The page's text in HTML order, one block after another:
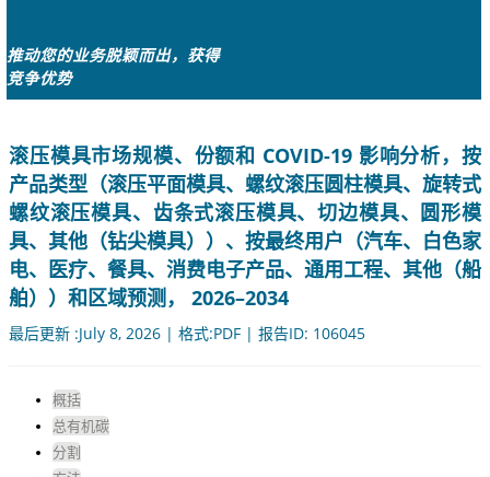
推动您的业务脱颖而出，获得
竞争优势
滚压模具市场规模、份额和 COVID-19 影响分析，按
产品类型（滚压平面模具、螺纹滚压圆柱模具、旋转式
螺纹滚压模具、齿条式滚压模具、切边模具、圆形模
具、其他（钻尖模具））、按最终用户（汽车、白色家
电、医疗、餐具、消费电子产品、通用工程、其他（船
舶））和区域预测， 2026–2034
最后更新 :July 8, 2026 | 格式:PDF | 报告ID: 106045
概括
总有机碳
分割